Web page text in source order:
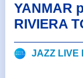
YANMAR
RIVIERA
JAZZ LIVE